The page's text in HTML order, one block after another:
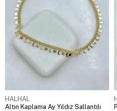
HALHAL
Altın Kaplama Ay Yıldız Sallantılı